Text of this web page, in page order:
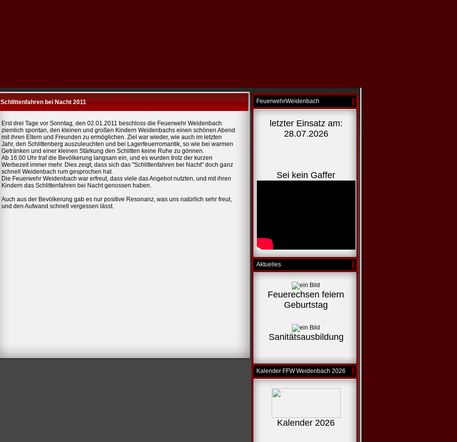
Schlittenfahren bei Nacht 2011
Erst drei Tage vor Sonntag, den 02.01.2011 beschloss die Feuerwehr Weidenbach
ziemlich spontan, den kleinen und großen Kindern Weidenbachs einen schönen Abend
mit ihren Eltern und Freunden zu ermöglichen. Ziel war wieder, wie auch im letzten
Jahr, den Schlittenberg auszuleuchten und bei Lagerfeuerromantik, so wie bei warmen
Getränken und einer kleinen Stärkung den Schlitten keine Ruhe zu gönnen.
Ab 16:00 Uhr traf die Bevölkerung langsam ein, und es wurden trotz der kurzen
Werbezeit immer mehr. Dies zeigt, dass sich das "Schlittenfahren bei Nacht" doch ganz
schnell Weidenbach rum gesprochen hat.
Die Feuerwehr Weidenbach war erfreut, dass viele das Angebot nutzten, und mit ihren
Kindern das Schlittenfahren bei Nacht genossen haben.
Auch aus der Bevölkerung gab es nur positive Resonanz, was uns natürlich sehr freut,
und den Aufwand schnell vergessen lässt.
FeuerwehrWeidenbach
letzter Einsatz am:
28.07.2026
Sei kein Gaffer
Aktuelles
Feuerechsen feiern
Geburtstag
Sanitätsausbildung
Kalender FFW Weidenbach 2026
Kalender 2026